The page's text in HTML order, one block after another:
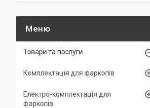
Товари та послуги
Комплектація для фаркопів
Електро-комплектація для
фаркопів